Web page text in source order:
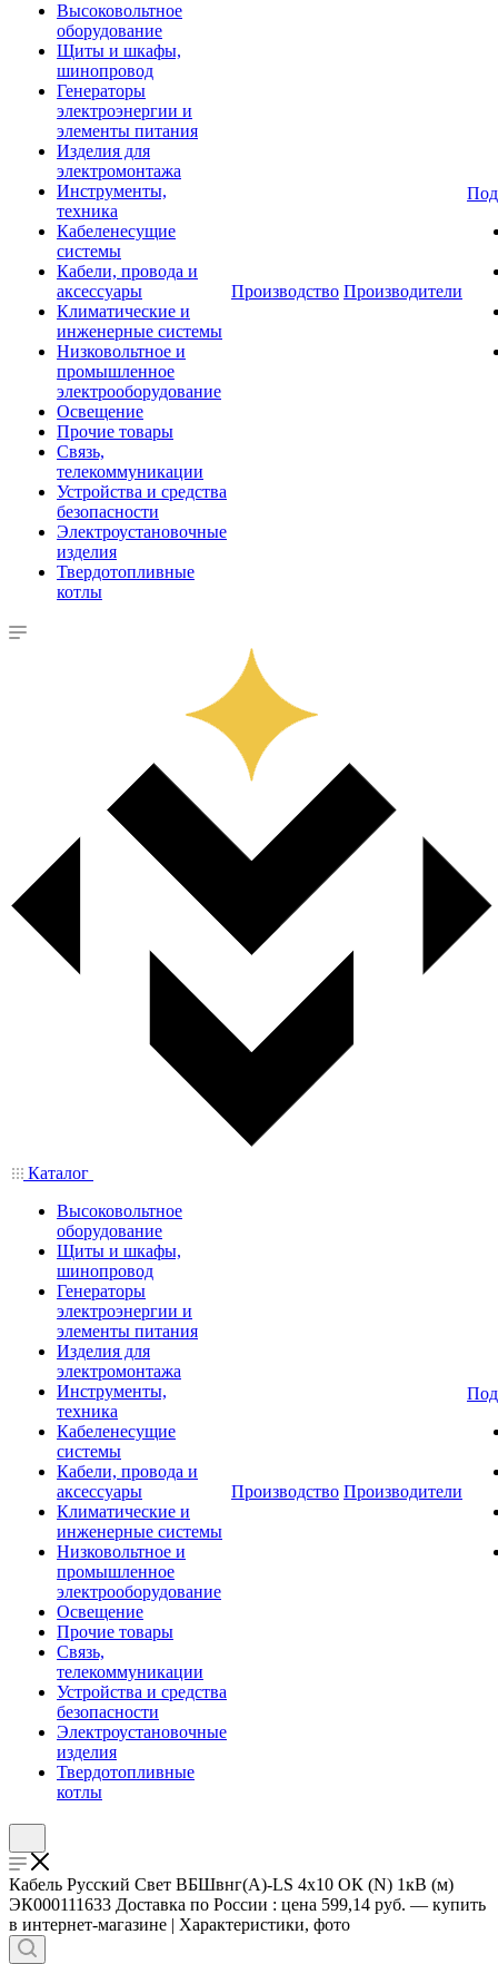
Высоковольтное
оборудование
Щиты и шкафы,
шинопровод
Генераторы
электроэнергии и
элементы питания
Изделия для
электромонтажа
Инструменты,
техника
Кабеленесущие
системы
Кабели, провода и
аксессуары
Климатические и
инженерные системы
Низковольтное и
промышленное
электрооборудование
Освещение
Прочие товары
Связь,
телекоммуникации
Устройства и средства
безопасности
Электроустановочные
изделия
Твердотопливные
котлы
Производство Производители
Каталог
Высоковольтное
оборудование
Щиты и шкафы,
шинопровод
Генераторы
электроэнергии и
элементы питания
Изделия для
электромонтажа
Инструменты,
техника
Кабеленесущие
системы
Кабели, провода и
аксессуары
Климатические и
инженерные системы
Низковольтное и
промышленное
электрооборудование
Освещение
Прочие товары
Связь,
телекоммуникации
Устройства и средства
безопасности
Электроустановочные
изделия
Твердотопливные
котлы
Производство Производители
Кабель Русский Свет ВБШвнг(А)-LS 4х10 ОК (N) 1кВ (м)
ЭК000111633 Доставка по России : цена 599,14 руб. — купить
в интернет-магазине | Характеристики, фото